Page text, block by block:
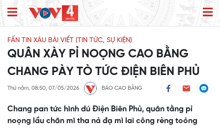
FẤN TIN XÁU BÀI VIỂT (TIN TỨC, SỰ KIỆN)
QUÂN XÀY PỈ NOỌNG CAO BẰNG
CHANG PÀY TÒ TỨC ĐIỆN BIÊN PHỦ
Thứ năm, 08:50, 07/05/2026 BÁO CAO BẰNG
Chang pan tức hình dú Điện Biên Phủ, quân tằng pỉ
noọng lầu chăn mì tha nả đạ mì lai công rèng toỏng